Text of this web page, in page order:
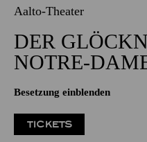
Aalto-Theater
DER
NOTRE-
Besetzung einblenden
TICKETS